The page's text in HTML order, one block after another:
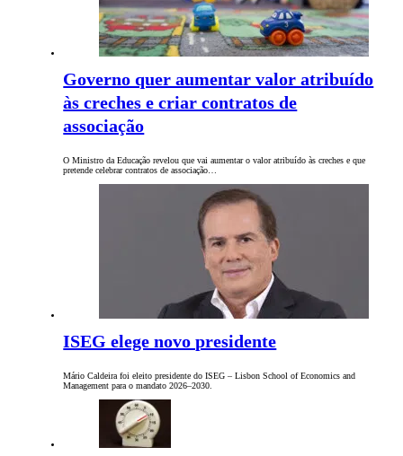
Governo quer aumentar valor atribuído
às creches e criar contratos de
associação
O Ministro da Educação revelou que vai aumentar o valor atribuído às creches e que
pretende celebrar contratos de associação…
ISEG elege novo presidente
Mário Caldeira foi eleito presidente do ISEG – Lisbon School of Economics and
Management para o mandato 2026–2030.